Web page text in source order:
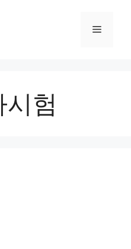
Menu
험